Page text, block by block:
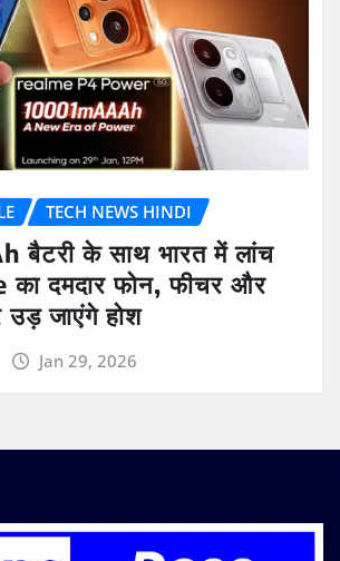
TECH NEWS HINDI
बैटरी के साथ भारत में लांच
दमदार फोन, फीचर और
जाएंगे होश
Jan 29, 2026